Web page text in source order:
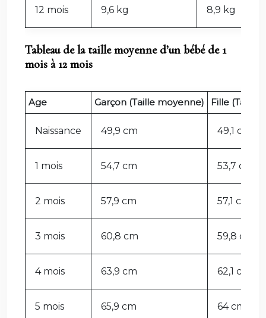
12 mois 9,6 kg 8,9 kg
Tableau de la taille moyenne d’un bébé de 1
mois à 12 mois
Age Garçon (Taille moyenne) Fille (Taille
Naissance 49,9 cm 49,1 cm
1 mois 54,7 cm 53,7 cm
2 mois 57,9 cm 57,1 cm
3 mois 60,8 cm 59,8 cm
4 mois 63,9 cm 62,1 cm
5 mois 65,9 cm 64 cm